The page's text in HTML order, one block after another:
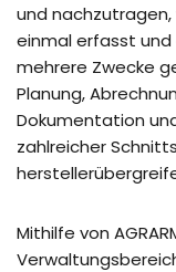
und nachzutragen,
einmal erfasst
mehrere Zwecke
Planung,
Dokumentation
zahlreicher
Mithilfe von